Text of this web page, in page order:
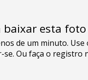
baixar esta